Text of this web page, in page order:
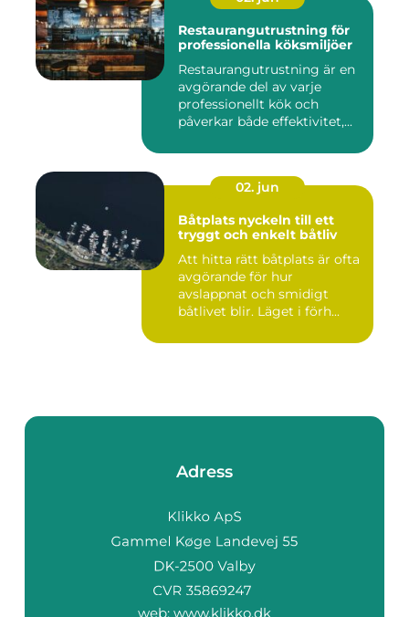
Restaurangutrustning för
professionella köksmiljöer
Restaurangutrustning är en
avgörande del av varje
professionellt kök och
påverkar både effektivitet,...
02. jun
Båtplats nyckeln till ett
tryggt och enkelt båtliv
Att hitta rätt båtplats är ofta
avgörande för hur
avslappnat och smidigt
båtlivet blir. Läget i förh...
Adress
web: www.klikko.dk